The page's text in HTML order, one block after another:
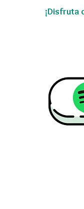
¡Disfruta